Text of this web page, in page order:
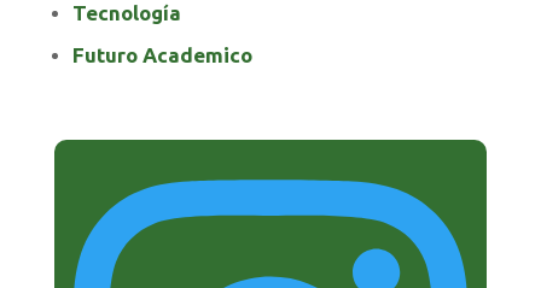
Tecnología
Futuro Academico